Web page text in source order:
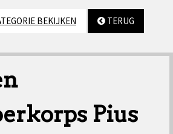
BEKIJKEN TERUG
Pius